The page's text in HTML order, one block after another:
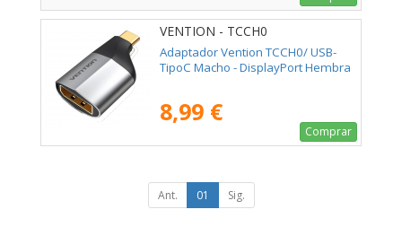
VENTION - TCCH0
Adaptador Vention TCCH0/ USB-
TipoC Macho - DisplayPort Hembra
8,99 €
Comprar
Ant. 01 Sig.